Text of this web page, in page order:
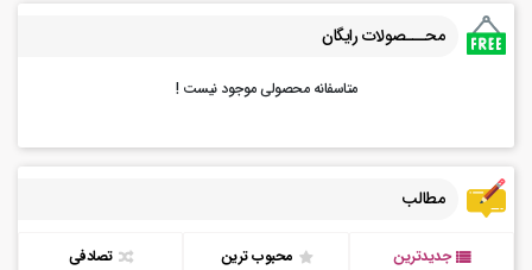
محـــصولات رایگان
متاسفانه محصولی موجود نیست !
مطالب
جدیدترین محبوب ترین تصادفی